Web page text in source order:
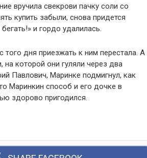
вручила свекрови пачку соли со
купить забыли, снова придется
и гордо удалилась.
того дня приезжать к ним перестала. А
на которой они гуляли через два
Павлович, Маринке подмигнул, как
Маринкин способ и его дочке в
здорово пригодился.